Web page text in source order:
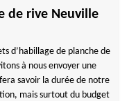
de rive Neuville
d’habillage de planche de
à nous envoyer une
savoir la durée de notre
mais surtout du budget